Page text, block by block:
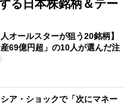
る日本株銘柄＆テー
人オールスターが狙う20銘柄】
産69億円超」の10人が選んだ注
ア・ショックで「次にマネー